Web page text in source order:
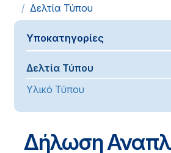
Δελτία Τύπου
Υποκατηγορίες
Δελτία Τύπου
Υλικό Τύπου
Δήλωση